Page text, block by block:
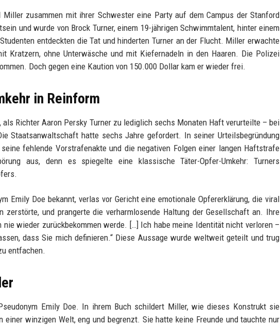
zusammen mit ihrer Schwester eine Party auf dem Campus der Stanford
und wurde von Brock Turner, einem 19-jährigen Schwimmtalent, hinter einem
entdeckten die Tat und hinderten Turner an der Flucht. Miller erwachte
Kratzern, ohne Unterwäsche und mit Kiefernadeln in den Haaren. Die Polizei
Doch gegen eine Kaution von 150.000 Dollar kam er wieder frei.
in Reinform
Richter Aaron Persky Turner zu lediglich sechs Monaten Haft verurteilte – bei
Staatsanwaltschaft hatte sechs Jahre gefordert. In seiner Urteilsbegründung
fehlende Vorstrafenakte und die negativen Folgen einer langen Haftstrafe
aus, denn es spiegelte eine klassische Täter-Opfer-Umkehr: Turners
Emily Doe bekannt, verlas vor Gericht eine emotionale Opfererklärung, die viral
und prangerte die verharmlosende Haltung der Gesellschaft an. Ihre
nie wieder zurückbekommen werde. […] Ich habe meine Identität nicht verloren –
dass Sie mich definieren.“ Diese Aussage wurde weltweit geteilt und trug
entfachen.
Emily Doe. In ihrem Buch schildert Miller, wie dieses Konstrukt sie
einer winzigen Welt, eng und begrenzt. Sie hatte keine Freunde und tauchte nur